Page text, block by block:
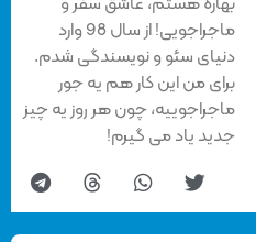
ماجراجویی! از سال 98 وارد
دنیای سئو و نویسندگی شدم.
برای من این کار هم یه جور
ماجراجوییه، چون هر روز یه چیز
جدید یاد می گیرم!